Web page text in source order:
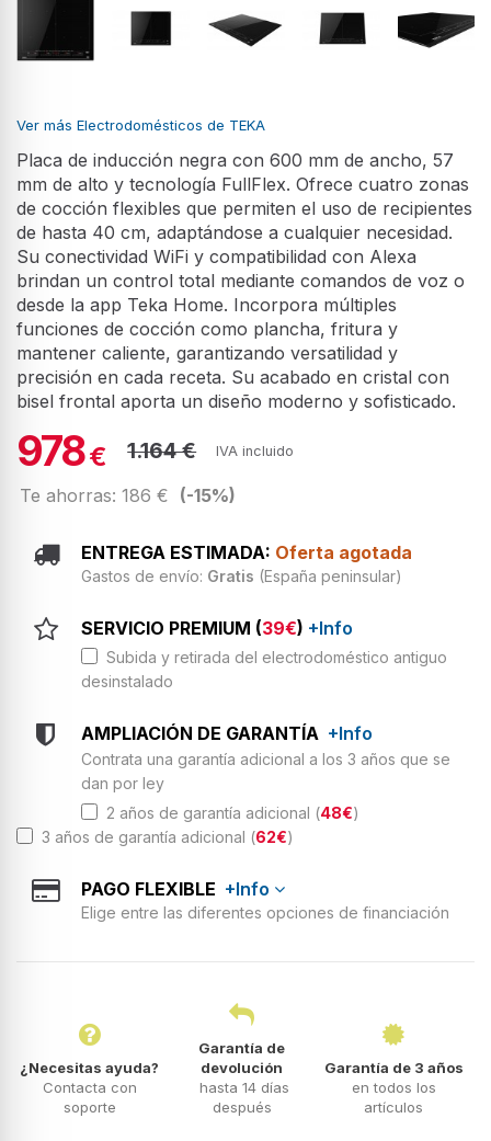
Ver más Electrodomésticos de TEKA
Placa de inducción negra con 600 mm de ancho, 57
mm de alto y tecnología FullFlex. Ofrece cuatro zonas
de cocción flexibles que permiten el uso de recipientes
de hasta 40 cm, adaptándose a cualquier necesidad.
Su conectividad WiFi y compatibilidad con Alexa
brindan un control total mediante comandos de voz o
desde la app Teka Home. Incorpora múltiples
funciones de cocción como plancha, fritura y
mantener caliente, garantizando versatilidad y
precisión en cada receta. Su acabado en cristal con
bisel frontal aporta un diseño moderno y sofisticado.
978€ 1.164 € IVA incluido
Te ahorras: 186 € (-15%)
ENTREGA ESTIMADA: Oferta agotada
Gastos de envío: Gratis (España peninsular)
SERVICIO PREMIUM (39€) +Info
Subida y retirada del electrodoméstico antiguo
desinstalado
AMPLIACIÓN DE GARANTÍA +Info
Contrata una garantía adicional a los 3 años que se
dan por ley
2 años de garantía adicional (48€)
3 años de garantía adicional (62€)
PAGO FLEXIBLE +Info
Elige entre las diferentes opciones de financiación
¿Necesitas ayuda?
Contacta con
soporte
Garantía de
devolución
hasta 14 días
después
Garantía de 3 años
en todos los
artículos